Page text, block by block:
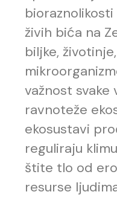
živih bića na
biljke,
važnost svake
ravnoteže
ekosustavi
reguliraju
štite tlo od
resurse